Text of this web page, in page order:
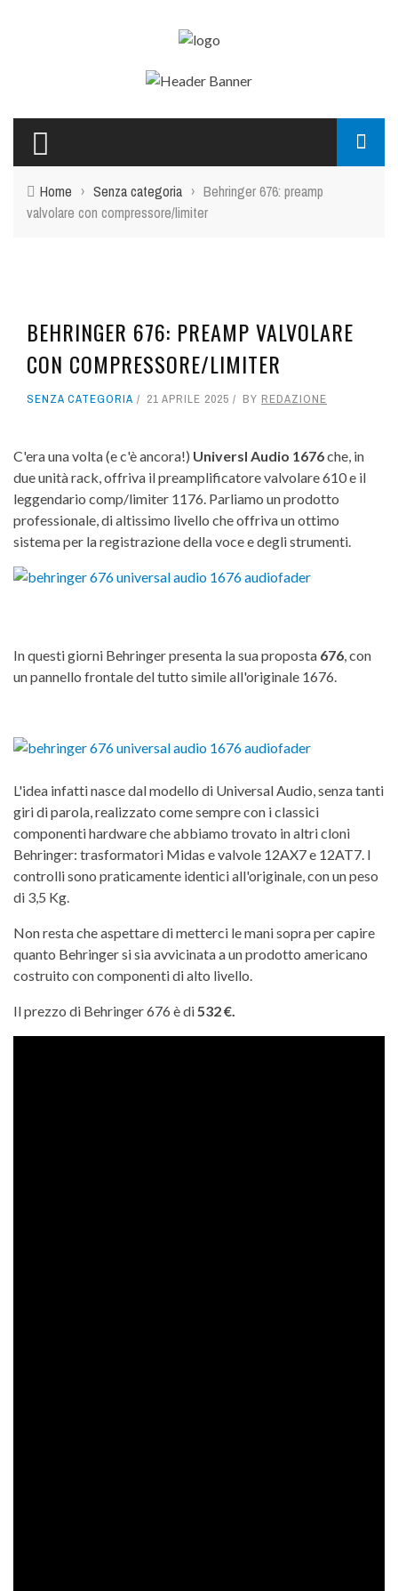
Home › Senza categoria › Behringer 676: preamp
valvolare con compressore/limiter
BEHRINGER 676: PREAMP VALVOLARE
CON COMPRESSORE/LIMITER
SENZA CATEGORIA 21 APRILE 2025 BY REDAZIONE
C'era una volta (e c'è ancora!) Universl Audio 1676che, in
due unità rack, offriva il preamplificatore valvolare 610 e il
leggendario comp/limiter 1176. Parliamo un prodotto
professionale, di altissimo livello che offriva un ottimo
sistema per la registrazione della voce e degli strumenti.
In questi giorni Behringer presenta la sua proposta 676, con
un pannello frontale del tutto simile all'originale 1676.
L'idea infatti nasce dal modello di Universal Audio, senza tanti
giri di parola, realizzato come sempre con i classici
componenti hardware che abbiamo trovato in altri cloni
Behringer: trasformatori Midas e valvole 12AX7 e 12AT7. I
controlli sono praticamente identici all'originale, con un peso
di 3,5 Kg.
Non resta che aspettare di metterci le mani sopra per capire
quanto Behringer si sia avvicinata a un prodotto americano
costruito con componenti di alto livello.
Il prezzo di Behringer 676 è di532 €.